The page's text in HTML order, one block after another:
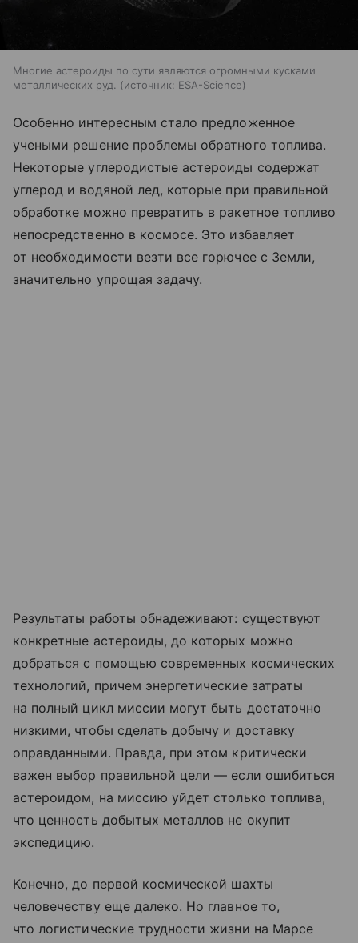
Многие астероиды по сути являются огромными кусками
металлических руд.
источник: ESA-Science
Особенно интересным стало предложенное
учеными решение проблемы обратного топлива.
Некоторые углеродистые астероиды содержат
углерод и водяной лед, которые при правильной
обработке можно превратить в ракетное топливо
непосредственно в космосе. Это избавляет
от необходимости везти все горючее с Земли,
значительно упрощая задачу.
Результаты работы обнадеживают: существуют
конкретные астероиды, до которых можно
добраться с помощью современных космических
технологий, причем энергетические затраты
на полный цикл миссии могут быть достаточно
низкими, чтобы сделать добычу и доставку
оправданными. Правда, при этом критически
важен выбор правильной цели — если ошибиться
астероидом, на миссию уйдет столько топлива,
что ценность добытых металлов не окупит
экспедицию.
Конечно, до первой космической шахты
человечеству еще далеко. Но главное то,
что логистические трудности жизни на Марсе